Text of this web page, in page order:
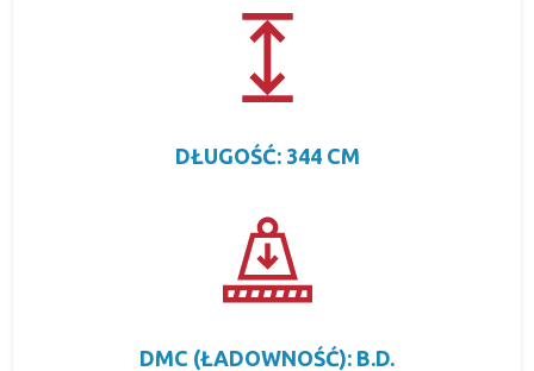
DŁUGOŚĆ: 344 CM
DMC (ŁADOWNOŚĆ): B.D.